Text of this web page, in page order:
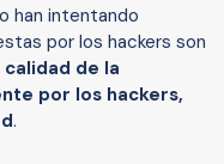
han intentando
por los hackers son
de la
por los hackers,
.